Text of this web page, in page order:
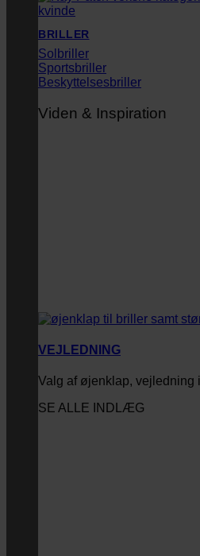
BRILLER
Solbriller
Sportsbriller
Beskyttelsesbriller
Viden & Inspiration
VEJLEDNING
Valg af øjenklap, vejledning
SE ALLE INDLÆG